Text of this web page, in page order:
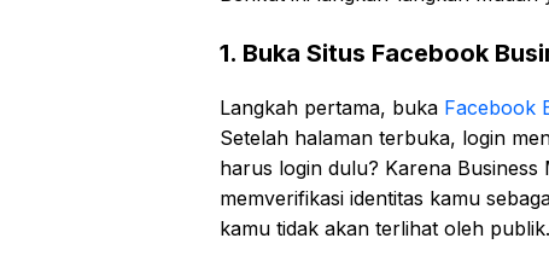
1. Buka Situs Facebook
Langkah pertama, buka Facebook
Setelah halaman terbuka, login
harus login dulu? Karena
memverifikasi identitas kamu
kamu tidak akan terlihat oleh publik.